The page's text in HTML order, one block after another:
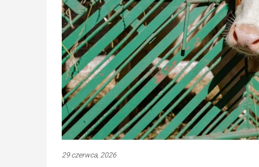
29 czerwca, 2026